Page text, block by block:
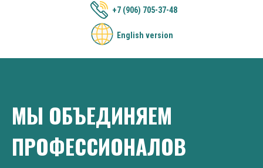
+7 (906) 705-37-48
English version
МЫ ОБЪЕДИНЯЕМ
ПРОФЕССИОНАЛОВ